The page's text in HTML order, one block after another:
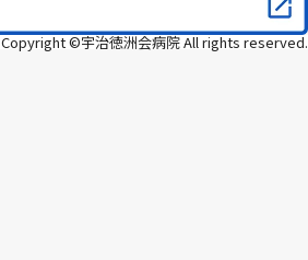
Copyright ©宇治徳洲会病院 All rights reserved.